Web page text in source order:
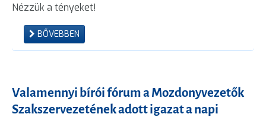
Nézzük a tényeket!
BŐVEBBEN
Valamennyi bírói fórum a Mozdonyvezetők
Szakszervezetének adott igazat a napi